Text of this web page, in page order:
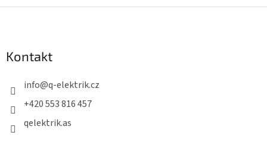
p
aKontakt
info@q-elektrik.cz
+420 553 816 457
qelektrik.as